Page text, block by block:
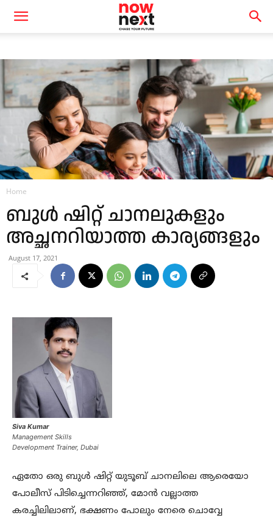
Home
ബുൾ ഷിറ്റ് ചാനലുകളും
അച്ഛനറിയാത്ത കാര്യങ്ങളും
August 17, 2021
Siva Kumar
Management Skills
Development Trainer, Dubai
ഏതോ ഒരു ബുൾ ഷിറ്റ് യുടൂബ് ചാനലിലെ ആരെയോ
പോലീസ് പിടിച്ചെന്നറിഞ്ഞ്, മോൻ വല്ലാത്ത
കരച്ചിലിലാണ്, ഭക്ഷണം പോലും നേരെ ചൊവ്വേ